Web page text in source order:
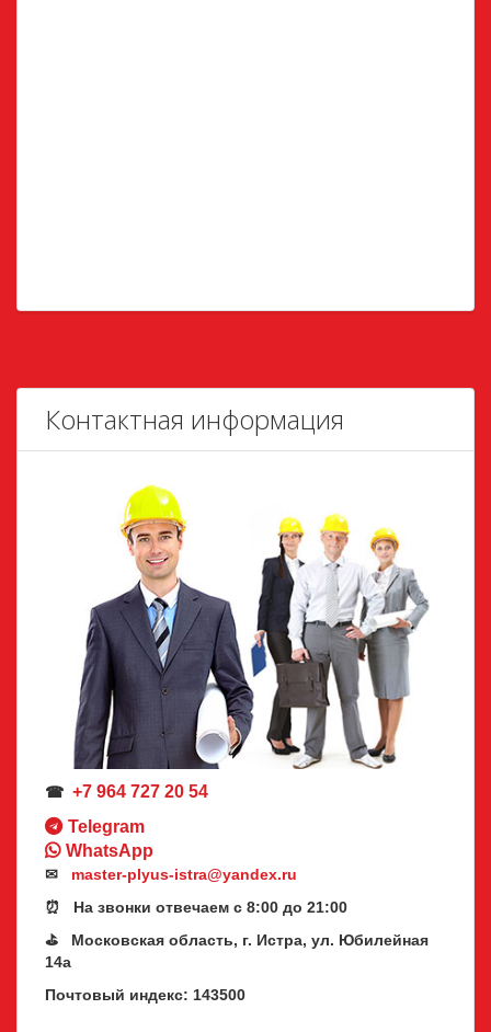
Контактная информация
☎ +7 964 727 20 54
Telegram
WhatsApp
✉ master-plyus-istra@yandex.ru
⏰ На звонки отвечаем с 8:00 до 21:00
⛳ Московская область, г. Истра, ул. Юбилейная
14а
Почтовый индекс: 143500